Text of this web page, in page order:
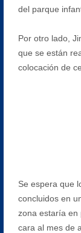
del parque
Por otro lado,
que se están
colocación de
Se espera que
concluidos en
zona estaría en
cara al mes de